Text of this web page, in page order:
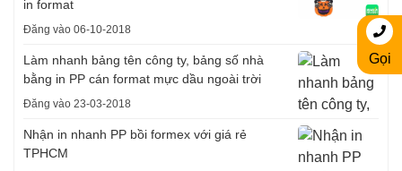
in format
Đăng vào 06-10-2018
Làm nhanh bảng tên công ty, bảng số nhà
bằng in PP cán format mực dầu ngoài trời
Đăng vào 23-03-2018
Nhận in nhanh PP bồi formex với giá rẻ
TPHCM
Gọi